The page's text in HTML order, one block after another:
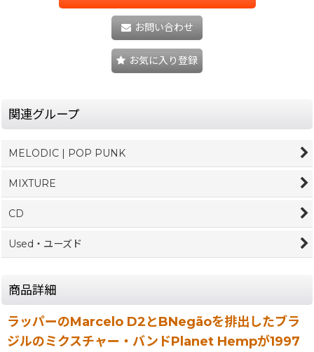
お問い合わせ
お気に入り登録
関連グループ
MELODIC | POP PUNK
MIXTURE
CD
Used・ユーズド
商品詳細
ラッパーのMarcelo D2とBNegãoを排出したブラ
ジルのミクスチャー・バンドPlanet Hempが1997